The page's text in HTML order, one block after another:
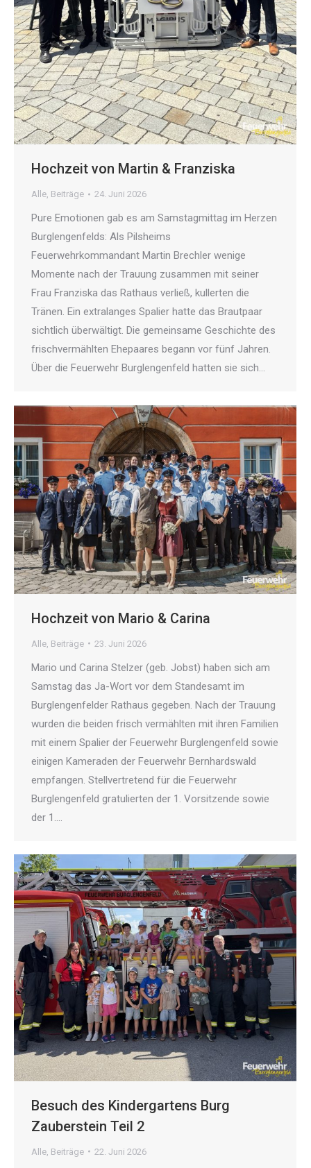
Hochzeit von Martin & Franziska
Alle, Beiträge 24. Juni 2026
Pure Emotionen gab es am Samstagmittag im Herzen
Burglengenfelds: Als Pilsheims
Feuerwehrkommandant Martin Brechler wenige
Momente nach der Trauung zusammen mit seiner
Frau Franziska das Rathaus verließ, kullerten die
Tränen. Ein extralanges Spalier hatte das Brautpaar
sichtlich überwältigt. Die gemeinsame Geschichte des
frischvermählten Ehepaares begann vor fünf Jahren.
Über die Feuerwehr Burglengenfeld hatten sie sich…
Hochzeit von Mario & Carina
Alle Beiträge 23. Juni 2026
Mario und Carina Stelzer (geb. Jobst) haben sich am
Samstag das Ja-Wort vor dem Standesamt im
Burglengenfelder Rathaus gegeben. Nach der Trauung
wurden die beiden frisch vermählten mit ihren Familien
mit einem Spalier der Feuerwehr Burglengenfeld sowie
einigen Kameraden der Feuerwehr Bernhardswald
empfangen. Stellvertretend für die Feuerwehr
Burglengenfeld gratulierten der 1. Vorsitzende sowie
der 1.…
Besuch des Kindergartens Burg
Zauberstein Teil 2
Alle Beiträge 22. Juni 2026